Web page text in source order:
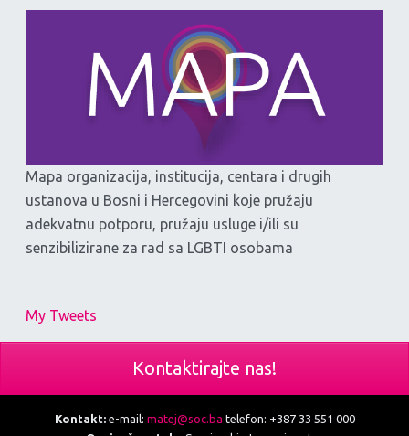
Mapa organizacija, institucija, centara i drugih
ustanova u Bosni i Hercegovini koje pružaju
adekvatnu potporu, pružaju usluge i/ili su
senzibilizirane za rad sa LGBTI osobama
My Tweets
Kontaktirajte nas!
Kontakt:e-mail: matej@soc.ba telefon: +387 33 551 000